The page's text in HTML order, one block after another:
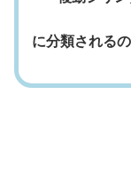
に分類される